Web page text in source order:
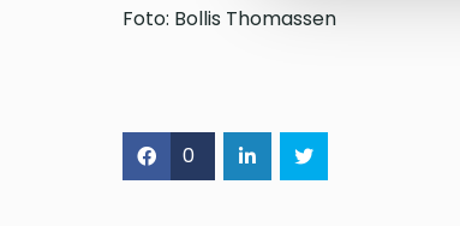
Foto: Bollis Thomassen
0